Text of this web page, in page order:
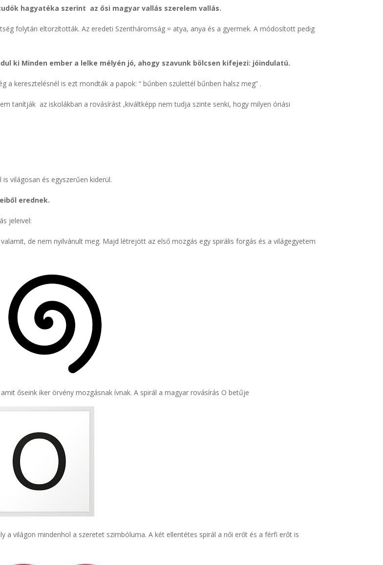
hagyatéka szerint az ősi magyar vallás szerelem vallás.
folytán eltorzították. Az eredeti Szentháromság = atya, anya és a gyermek. A módosított pedig
ki Minden ember a lelke mélyén jó, ahogy szavunk bölcsen kifejezi: jóindulatú.
keresztelésnél is ezt mondták a papok: “ bűnben születtél bűnben halsz meg” .
tanítják az iskolákban a rovásírást ,kiváltképp nem tudja szinte senki, hogy milyen óriási
világosan és egyszerűen kiderül.
erednek.
jeleivel:
de nem nyilvánult meg. Majd létrejött az első mozgás egy spirális forgás és a világegyetem
őseink iker örvény mozgásnak ívnak. A spirál a magyar rovásírás O betűje
a világon mindenhol a szeretet szimbóluma. A két ellentétes spirál a női erőt és a férfi erőt is